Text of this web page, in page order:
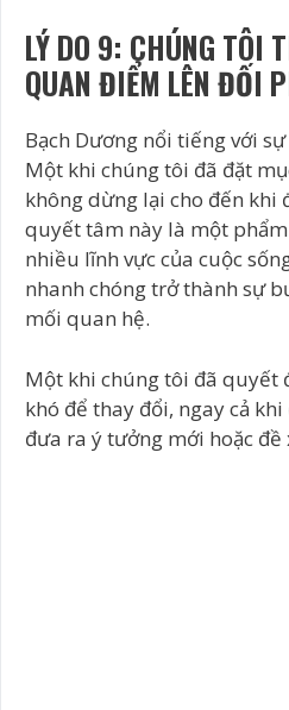
LÝ DO 9: CHÚNG TÔI
QUAN ĐIỂM LÊN ĐỐI
Bạch Dương nổi tiếng với
Một khi chúng tôi đã đặt
không dừng lại cho đến khi
quyết tâm này là một
nhiều lĩnh vực của cuộc
nhanh chóng trở thành sự
mối quan hệ.
Một khi chúng tôi đã quyết
khó để thay đổi, ngay cả
đưa ra ý tưởng mới hoặc